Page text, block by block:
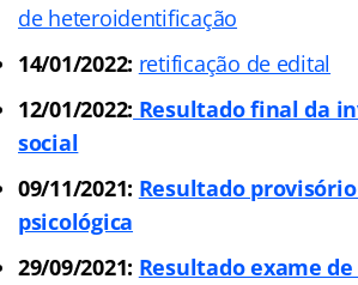
de heteroidentificação
14/01/2022: retificação de edital
12/01/2022: Resultado final da
social
09/11/2021: Resultado
psicológica
29/09/2021: Resultado exame